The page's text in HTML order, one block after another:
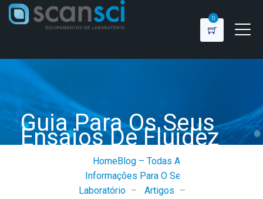
0
Guia Para Os Seus
Ensaios De Fluidez
HomeBlog – Todas As
Informações Para O Seu
Laboratório – Artigos –